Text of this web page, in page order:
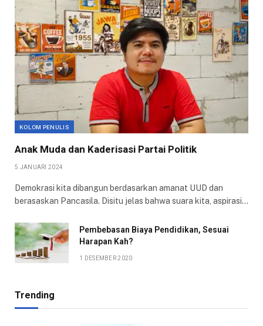
KOLOM PENULIS
Anak Muda dan Kaderisasi Partai Politik
5 JANUARI 2024
Demokrasi kita dibangun berdasarkan amanat UUD dan
berasaskan Pancasila. Disitu jelas bahwa suara kita, aspirasi…
Pembebasan Biaya Pendidikan, Sesuai
Harapan Kah?
1 DESEMBER 2020
Trending